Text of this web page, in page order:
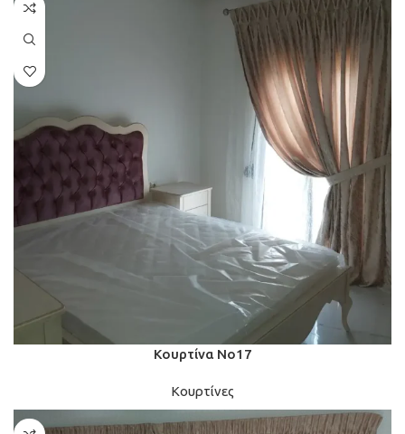
Κουρτίνα Νο17
Κουρτίνες